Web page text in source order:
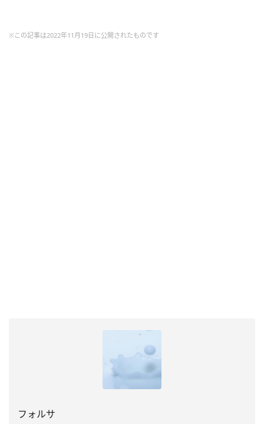
※この記事は2022年11月19日に公開されたものです
フォルサ